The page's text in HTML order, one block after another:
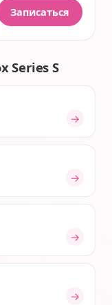
Записаться
Series S
→
→
→
→